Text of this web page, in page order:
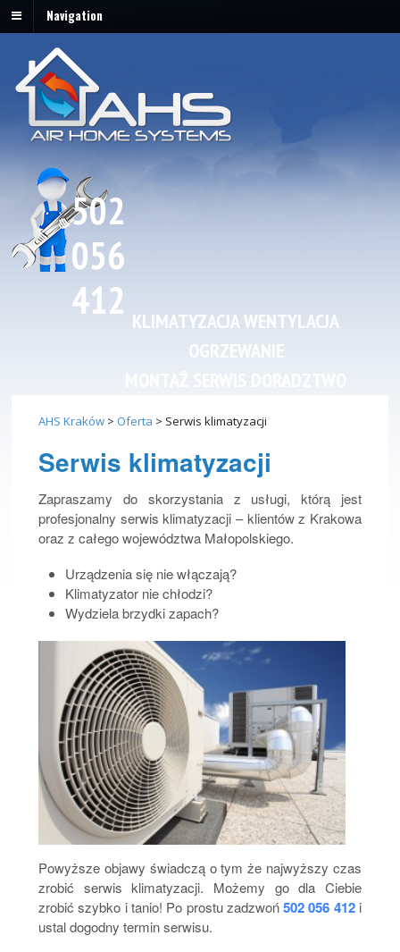
Navigation
502
056
412 KLIMATYZACJA WENTYLACJA
OGRZEWANIE
AHS Kraków > Oferta > Serwis klimatyzacji
Serwis klimatyzacji
Zapraszamy do skorzystania z usługi, którą jest
profesjonalny serwis klimatyzacji – klientów z Krakowa
oraz z całego województwa Małopolskiego.
Urządzenia się nie włączają?
Klimatyzator nie chłodzi?
Wydziela brzydki zapach?
Powyższe objawy świadczą o tym że najwyższy czas
zrobić serwis klimatyzacji. Możemy go dla Ciebie
zrobić szybko i tanio! Po prostu zadzwoń502 056 412 i
ustal dogodny termin serwisu.